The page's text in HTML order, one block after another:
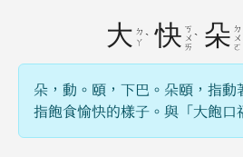
大 ㄉ
ㄚ ˋ 快 ㄎ
ㄨ
ㄞ
ˋ 朵 ㄉ
ㄨ
ㄛ
朵，動。頤，下巴。朵頤，指動
指飽食愉快的樣子。與「大飽口